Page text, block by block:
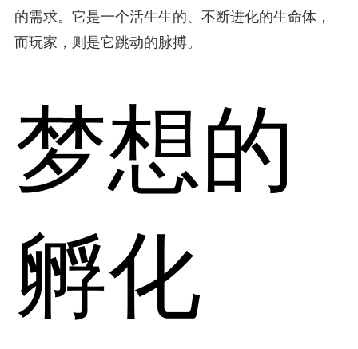
的需求。它是一个活生生的、不断进化的生命体，
而玩家，则是它跳动的脉搏。
梦想的
孵化